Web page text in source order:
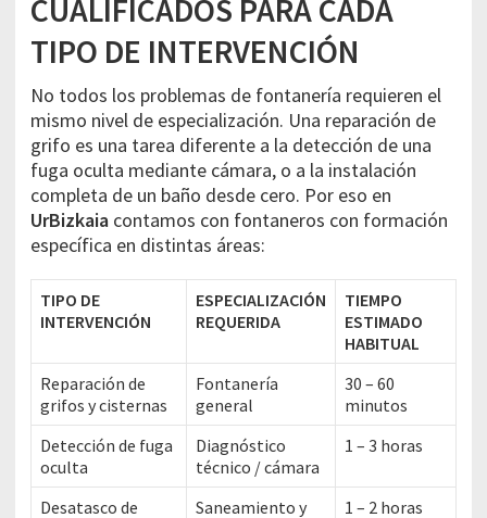
CUALIFICADOS PARA CADA
TIPO DE INTERVENCIÓN
No todos los problemas de fontanería requieren el
mismo nivel de especialización. Una reparación de
grifo es una tarea diferente a la detección de una
fuga oculta mediante cámara, o a la instalación
completa de un baño desde cero. Por eso en
UrBizkaia contamos con fontaneros con formación
específica en distintas áreas:
TIPO DE
INTERVENCIÓN
ESPECIALIZACIÓN
REQUERIDA
TIEMPO
ESTIMADO
HABITUAL
Reparación de
grifos y cisternas
Fontanería
general
30 – 60
minutos
Detección de fuga
oculta
Diagnóstico
técnico / cámara
1 – 3 horas
Desatasco de
Saneamiento y
1 – 2 horas